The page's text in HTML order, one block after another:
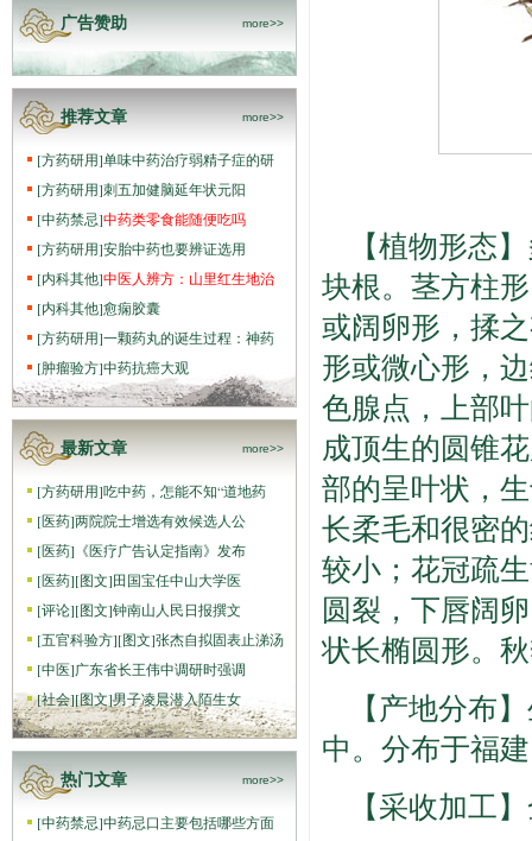
广告赞助 more>>
推荐文章 more>>
[方药研用]单味中药治疗弱精子症的研
[方药研用]刺五加健脑延年状元阳
[中药禁忌]中药类零食能随便吃吗
[方药研用]安胎中药也要辨证选用
[内科其他]中医人辨方：山里红生地治
[内科其他]愈痫胶囊
[方药研用]一颗药丸的诞生过程：神药
[肿瘤验方]中药抗癌大观
最新文章 more>>
[方药研用]吃中药，怎能不知“道地药
[医药]两院院士增选有效候选人公
[医药] 《医疗广告认定指南》发布
[医药][图文]田国宝任中山大学医
[评论][图文]钟南山人民日报撰文
[五官科验方][图文]张杰自拟固表止涕汤
[中医]广东省长王伟中调研时强调
[社会][图文]男子凌晨潜入陌生女
热门文章 more>>
[中药禁忌]中药忌口主要包括哪些方面
【植物形态
块根。茎方柱
或阔卵形，揉
形或微心形，
色腺点，上部
成顶生的圆锥
部的呈叶状，
长柔毛和很密
较小；花冠疏
圆裂，下唇阔
状长椭圆形。
【产地分布
中。分布于福
【采收加工